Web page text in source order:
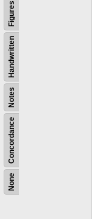
None
Concordance
Notes
Handwritten
Figures